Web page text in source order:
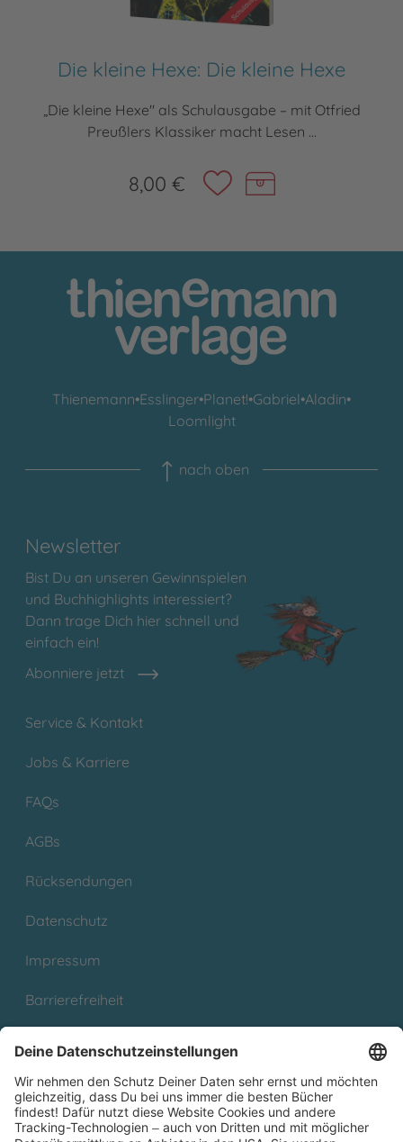
Die kleine Hexe: Die kleine Hexe
„Die kleine Hexe" als Schulausgabe – mit Otfried
Preußlers Klassiker macht Lesen ...
8,00 €
Thienemann•Esslinger•Planet!•Gabriel•Aladin•
Loomlight
nach oben
Newsletter
Bist Du an unseren Gewinnspielen
und Buchhighlights interessiert?
Dann trage Dich hier schnell und
einfach ein!
Abonniere jetzt
Service & Kontakt
Jobs & Karriere
FAQs
AGBs
Rücksendungen
Datenschutz
Impressum
Barrierefreiheit
Partnerprogramm (Affiliate)